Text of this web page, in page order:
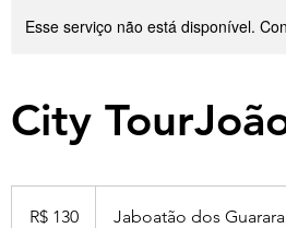
Esse serviço não está disponível.
City
brasileiros
R$ 130 Jaboatão dos